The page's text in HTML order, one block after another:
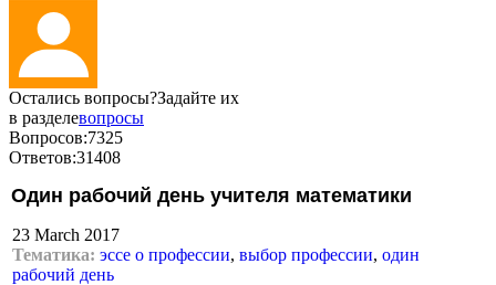
Остались вопросы?Задайте их
в разделевопросы
Вопросов:7325
Ответов:31408
Один рабочий день учителя математики
23 March 2017
Тематика: эссе о профессии, выбор профессии, один
рабочий день